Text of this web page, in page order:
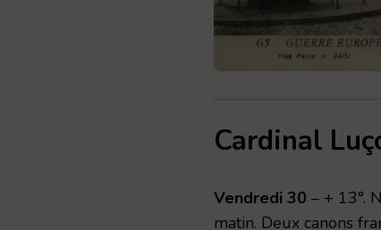
Cardinal
Vendredi 30 – + 13°.
matin. Deux canons